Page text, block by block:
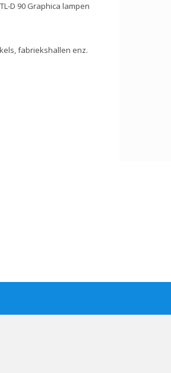
D 90 Graphica lampen
fabriekshallen enz.